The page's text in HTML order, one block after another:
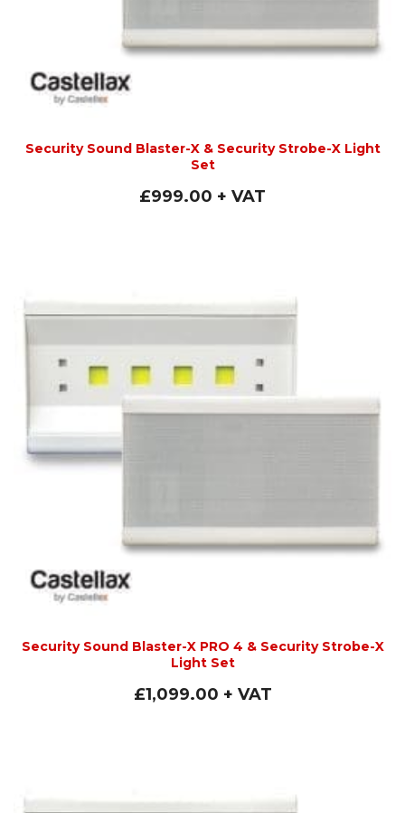
Security Sound Blaster-X & Security Strobe-X Light
Set
£999.00 + VAT
Security Sound Blaster-X PRO 4 & Security Strobe-X
Light Set
£1,099.00 + VAT